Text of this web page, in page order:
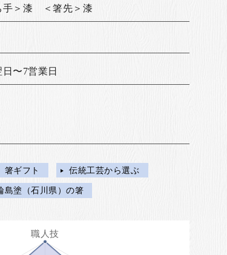
手＞漆 ＜箸先＞漆
〜7営業日
箸ギフト 伝統工芸から選ぶ
島塗（石川県）の箸